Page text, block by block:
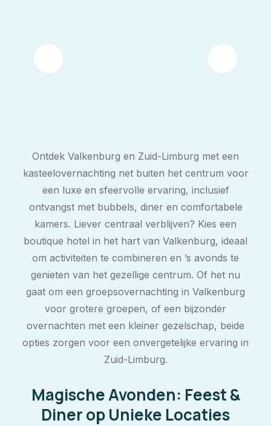
Ontdek Valkenburg en Zuid-Limburg met een
kasteelovernachting net buiten het centrum voor
een luxe en sfeervolle ervaring, inclusief
ontvangst met bubbels, diner en comfortabele
kamers. Liever centraal verblijven? Kies een
boutique hotel in het hart van Valkenburg, ideaal
om activiteiten te combineren en ’s avonds te
genieten van het gezellige centrum. Of het nu
gaat om een groepsovernachting in Valkenburg
voor grotere groepen, of een bijzonder
overnachten met een kleiner gezelschap, beide
opties zorgen voor een onvergetelijke ervaring in
Zuid-Limburg.
Magische Avonden: Feest &
Diner op Unieke Locaties